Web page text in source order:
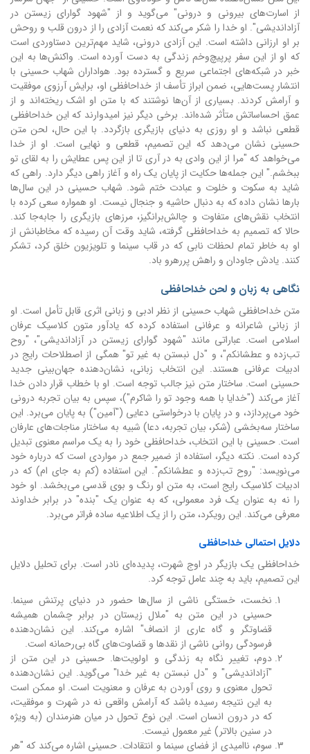
از اسارت‌های بیرونی و درونی" می‌گوید و از "شهود گوارای زیستن در
آزاداندیشی". او خدا را شکر می‌کند که نعمت آزادی را از درون قلب و روحش
بر او ارزانی داشته است. این آزادی درونی، شاید مهم‌ترین دستاوردی است
که او از این سفر پرپیچ‌وخم زندگی به دست آورده است. واکنش‌ها به این
خبر در شبکه‌های اجتماعی سریع و گسترده بود. هواداران شهاب حسینی با
انتشار پست‌هایی، ضمن ابراز تأسف از خداحافظی او، برایش آرزوی موفقیت
و آرامش کردند. بسیاری از آن‌ها نوشتند که با متن او اشک ریخته‌اند و از
عمق احساساتش متأثر شده‌اند. برخی دیگر نیز امیدوارند که این خداحافظی
قطعی نباشد و او روزی به دنیای بازیگری بازگردد. با این حال، لحن متن
حسینی نشان می‌دهد که این تصمیم، قطعی و نهایی است. او از خدا
می‌خواهد که "مرا از این وادی به در آری تا از این پس عطایش را به لقای تو
ببخشم." این جمله‌ها حکایت از پایان یک راه و آغاز راهی دیگر دارد. راهی که
شاید به سکوت و خلوت و عبادت ختم شود. شهاب حسینی در این سال‌ها
بارها نشان داده که به دنبال حاشیه و جنجال نیست. او همواره سعی کرده با
انتخاب نقش‌های متفاوت و چالش‌برانگیز، مرزهای بازیگری را جابه‌جا کند.
حالا که تصمیم به خداحافظی گرفته، شاید وقت آن رسیده که مخاطبانش از
او به خاطر تمام لحظات نابی که در قاب سینما و تلویزیون خلق کرد، تشکر
کنند. یادش جاودان و راهش پررهرو باد.
نگاهی به زبان و لحن خداحافظی
متن خداحافظی شهاب حسینی از نظر ادبی و زبانی اثری قابل تأمل است. او
از زبانی شاعرانه و عرفانی استفاده کرده که یادآور متون کلاسیک عرفان
اسلامی است. عباراتی مانند "شهود گوارای زیستن در آزاداندیشی"، "روح
تب‌زده و عطشانکم"، و "دل نبستن به غیر تو" همگی از اصطلاحات رایج در
ادبیات عرفانی هستند. این انتخاب زبانی، نشان‌دهنده جهان‌بینی جدید
حسینی است. ساختار متن نیز جالب توجه است. او با خطاب قرار دادن خدا
آغاز می‌کند ("خدایا با همه وجود تو را شاکرم")، سپس به بیان تجربه درونی
خود می‌پردازد، و در پایان با درخواستی دعایی ("آمین") به پایان می‌برد. این
ساختار سه‌بخشی (شکر، بیان تجربه، دعا) شبیه به ساختار مناجات‌های عارفان
است. حسینی با این انتخاب، خداحافظی خود را به یک مراسم معنوی تبدیل
کرده است. نکته دیگر، استفاده از ضمیر جمع در مواردی است که درباره خود
می‌نویسد: "روح تب‌زده و عطشانکم". این استفاده (کم به جای ام) که در
ادبیات کلاسیک رایج است، به متن او رنگ و بوی قدسی می‌بخشد. او خود
را نه به عنوان یک فرد معمولی، که به عنوان یک "بنده" در برابر خداوند
معرفی می‌کند. این رویکرد، متن را از یک اطلاعیه ساده فراتر می‌برد.
دلایل احتمالی خداحافظی
خداحافظی یک بازیگر در اوج شهرت، پدیده‌ای نادر است. برای تحلیل دلایل
این تصمیم، باید به چند عامل توجه کرد.
نخست، خستگی ناشی از سال‌ها حضور در دنیای پرتنش سینما.
حسینی در این متن به "ملال زیستان در برابر چشمان همیشه
قضاوتگر و گاه عاری از انصاف" اشاره می‌کند. این نشان‌دهنده
فرسودگی روانی ناشی از نقدها و قضاوت‌های گاه بی‌رحمانه است.
دوم، تغییر نگاه به زندگی و اولویت‌ها. حسینی در این متن از
"آزاداندیشی" و "دل نبستن به غیر خدا" می‌گوید. این نشان‌دهنده
تحول معنوی و روی آوردن به عرفان و معنویت است. او ممکن است
به این نتیجه رسیده باشد که آرامش واقعی نه در شهرت و موفقیت،
که در درون انسان است. این نوع تحول در میان هنرمندان (به ویژه
در سنین بالاتر) غیر معمول نیست.
سوم، ناامیدی از فضای سینما و انتقادات. حسینی اشاره می‌کند که "هر